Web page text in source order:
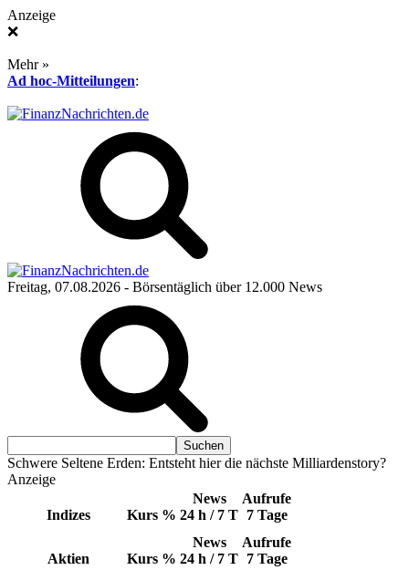
Anzeige
❌
Mehr »
Ad hoc-Mitteilungen:
Freitag, 07.08.2026 - Börsentäglich über 12.000 News
Schwere Seltene Erden: Entsteht hier die nächste Milliardenstory?
Anzeige
Indizes Kurs %
News
24 h / 7 T
Aufrufe
7 Tage
Aktien Kurs %
News
24 h / 7 T
Aufrufe
7 Tage